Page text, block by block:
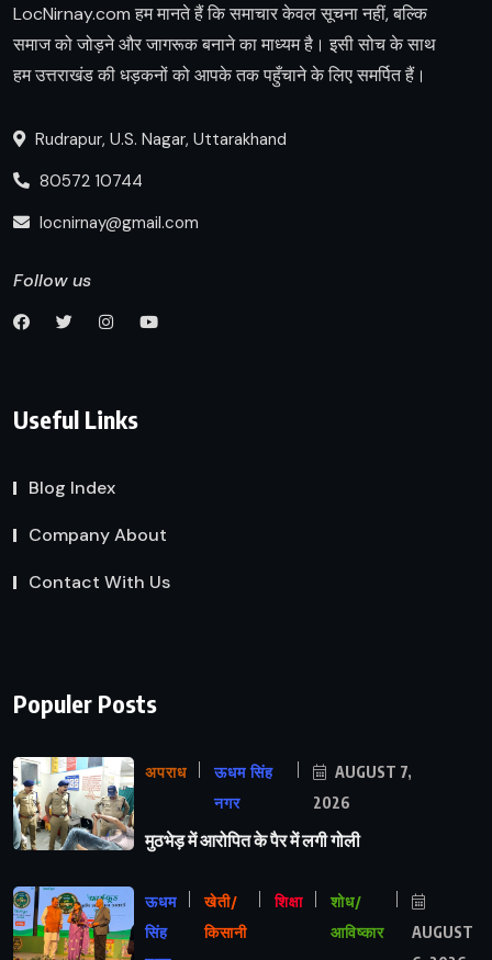
LocNirnay.com हम मानते हैं कि समाचार केवल सूचना नहीं, बल्कि
समाज को जोड़ने और जागरूक बनाने का माध्यम है। इसी सोच के साथ
हम उत्तराखंड की धड़कनों को आपके तक पहुँचाने के लिए समर्पित हैं।
Rudrapur, U.S. Nagar, Uttarakhand
80572 10744
locnirnay@gmail.com
Follow us
Useful Links
Blog Index
Company About
Contact With Us
Populer Posts
अपराध
ऊधम सिंह
नगर
AUGUST 7,
2026
मुठभेड़ में आरोपित के पैर में लगी गोली
ऊधम
सिंह
खेती/
किसानी
शिक्षा
शोध/
आविष्कार
AUGUST